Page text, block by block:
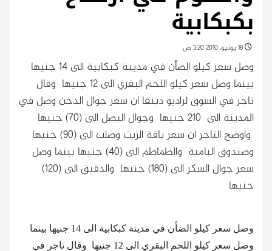
بكبكابية
وصل سعر كيلو الضأن في مدينة كبكابية الى 14 جنيها
بينما وصل سعر كيلو اللحم البقري الى 12 جنيها وقال
تاجر في السوق لراديو دبنقا ان سعر جوال الدخن وصل في
المدينة الى 210 جنيها وجوال البصل الى (70) جنيها
واوضح التاجر ان سعر باقة الزيت وصلت الى (90) جنيها
وصندوق البامية والطماطم الى (40) جنيها بينما وصل
سعر جوال السكر الى (180) جنيها والدقيق الى (120)
جنيها
وصل سعر كيلو الضأن في مدينة كبكابية الى 14 جنيها بينما
وصل سعر كيلو اللحم البقري الى 12 جنيها
وقال تاجر في